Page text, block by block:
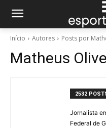
Início Autores Posts por
Matheus
2532
Jornalista
Federal de